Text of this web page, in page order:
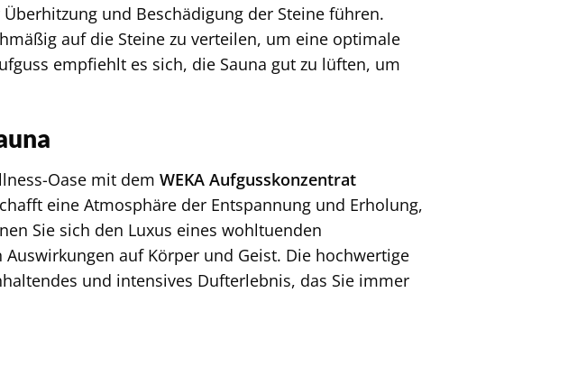
und Beschädigung der Steine führen.
auf die Steine zu verteilen, um eine optimale
empfiehlt es sich, die Sauna gut zu lüften, um
Oase mit demWEKA Aufgusskonzentrat
eine Atmosphäre der Entspannung und Erholung,
Sie sich den Luxus eines wohltuenden
auf Körper und Geist. Die hochwertige
und intensives Dufterlebnis, das Sie immer